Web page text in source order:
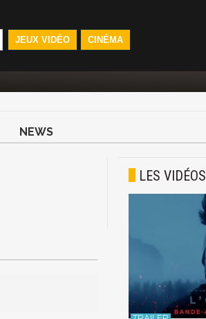
JEUX VIDÉO CINÉMA
NEWS
LES VIDÉOS